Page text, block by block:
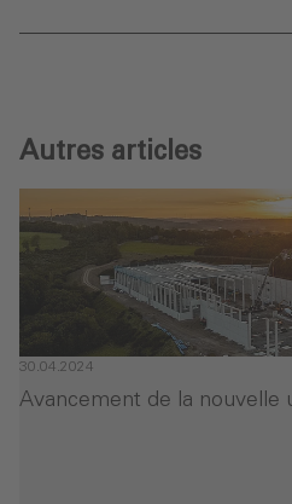
Autres articles
30.04.2024
Avancement de la nouvelle